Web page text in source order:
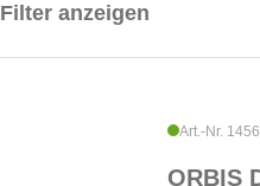
Filter anzeigen
Art.-Nr.
ORBIS